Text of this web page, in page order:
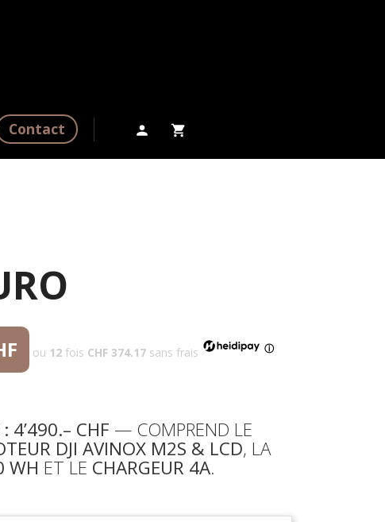
Contact
ou 12 fois CHF 374.17 sans frais ⓘ
4’490.– CHF — COMPREND LE
DJI AVINOX M2S & LCD, LA
WH ET LE CHARGEUR 4A.